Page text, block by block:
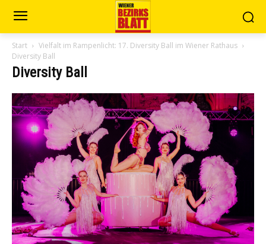
Start
Vielfalt im Rampenlicht: 17. Diversity Ball im Wiener Rathaus
Diversity Ball
Diversity Ball